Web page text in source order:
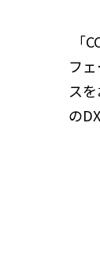
「
フ
ス
の